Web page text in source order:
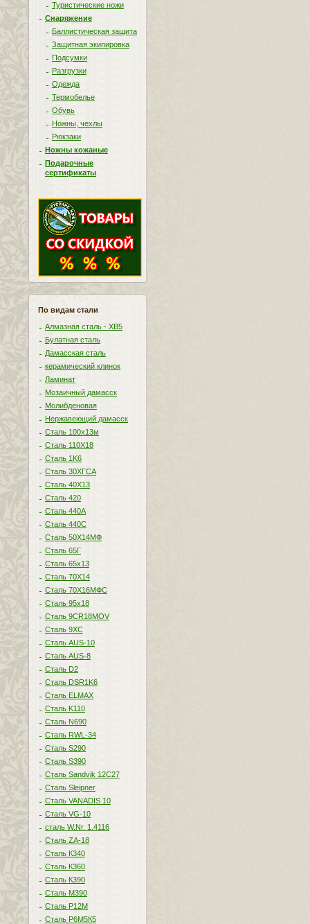
Туристические ножи
Снаряжение
Баллистическая защита
Защитная экипировка
Подсумки
Разгрузки
Одежда
Термобелье
Обувь
Ножны, чехлы
Рюкзаки
Ножны кожаные
Подарочные
сертификаты
По видам стали
Алмазная сталь - ХВ5
Булатная сталь
Дамасская сталь
керамический клинок
Ламинат
Мозаичный дамасск
Молибденовая
Нержавеющий дамасск
Сталь 100х13м
Сталь 110Х18
Сталь 1K6
Сталь 30ХГСА
Сталь 40Х13
Сталь 420
Сталь 440A
Сталь 440С
Сталь 50Х14МФ
Сталь 65Г
Сталь 65х13
Сталь 70Х14
Сталь 70Х16МФС
Сталь 95х18
Сталь 9CR18MOV
Сталь 9ХС
Сталь AUS-10
Сталь AUS-8
Сталь D2
Сталь DSR1K6
Сталь ELMAX
Сталь K110
Сталь N690
Сталь RWL-34
Сталь S290
Сталь S390
Сталь Sandvik 12C27
Сталь Sleipner
Сталь VANADIS 10
Сталь VG-10
сталь W.Nr. 1.4116
Сталь ZA-18
Сталь К340
Сталь К360
Сталь К390
Сталь М390
Сталь Р12М
Сталь Р6М5К5